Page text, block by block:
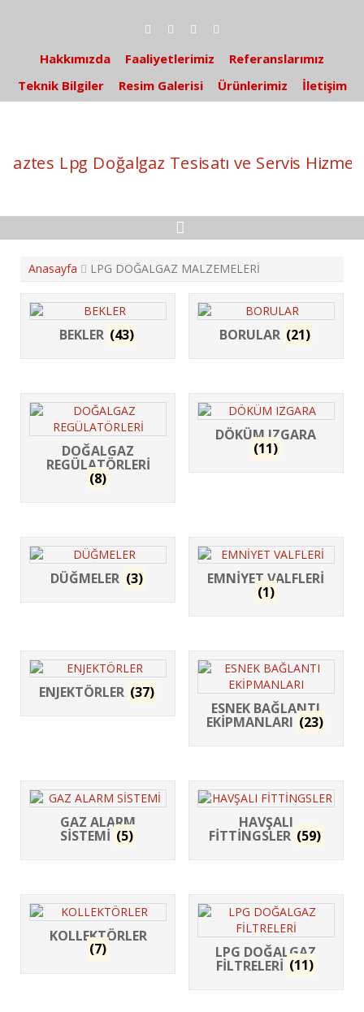
c
Hakkımızda Faaliyetlerimiz
Referanslarımız
Teknik Bilgiler
Resim Galerisi Ürünlerimiz İletişim
Anasayfa LPG DOĞALGAZ MALZEMELERİ
BEKLER (43) BORULAR (21)
DOĞALGAZ
REGÜLATÖRLERİ
(8)
DÖKÜM IZGARA
(11)
DÜĞMELER (3) EMNİYET VALFLERİ
(1)
ENJEKTÖRLER (37)
ESNEK BAĞLANTI
EKİPMANLARI (23)
GAZ ALARM
SİSTEMİ (5)
HAVŞALI
FİTTİNGSLER (59)
KOLLEKTÖRLER
(7) LPG DOĞALGAZ
FİLTRELERİ (11)